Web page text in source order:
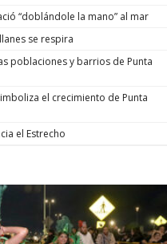
una familia que
jefe de Estado
la seguridad y
Seremos
El Presidente
para
en
capturar, juzgar y
nuestra sociedad”.
indicó.
“doblándole la mano” al mar
se respira
poblaciones y barrios de Punta
el crecimiento de Punta
el Estrecho